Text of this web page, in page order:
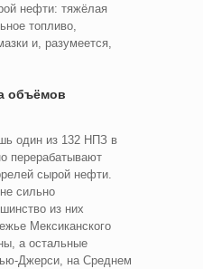
нефти: тяжёлая
топливо,
и, разумеется,
объёмов
один из 132 НПЗ в
перерабатывают
сырой нефти.
сильно
из них
Мексиканского
а остальные
Джерси, на Среднем